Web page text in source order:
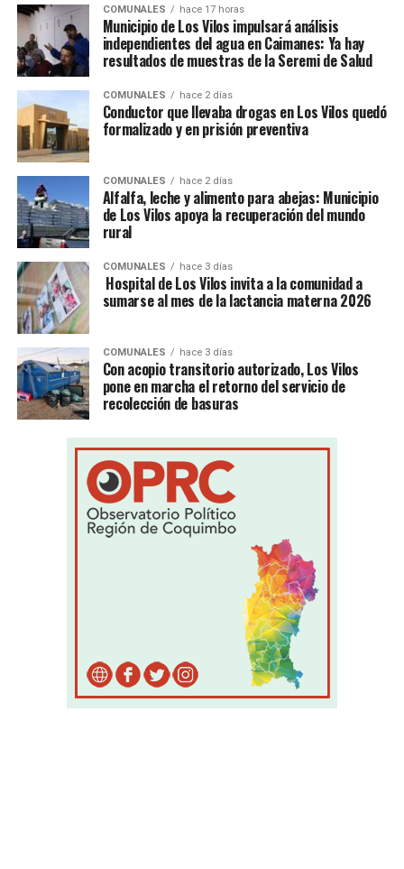
COMUNALES hace 17 horas
Municipio de Los Vilos impulsará análisis
independientes del agua en Caimanes: Ya hay
resultados de muestras de la Seremi de Salud
COMUNALES hace 2 días
Conductor que llevaba drogas en Los Vilos quedó
formalizado y en prisión preventiva
COMUNALES hace 2 días
Alfalfa, leche y alimento para abejas: Municipio
de Los Vilos apoya la recuperación del mundo
rural
COMUNALES hace 3 días
Hospital de Los Vilos invita a la comunidad a
sumarse al mes de la lactancia materna 2026
COMUNALES hace 3 días
Con acopio transitorio autorizado, Los Vilos
pone en marcha el retorno del servicio de
recolección de basuras